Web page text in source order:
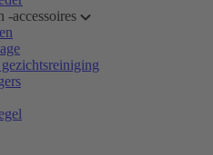
-accessoires